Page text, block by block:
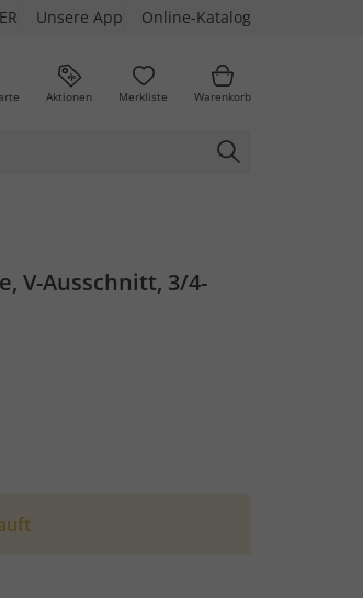
Unsere App Online-Katalog
Aktionen Merkliste Warenkorb
V-Ausschnitt, 3/4-